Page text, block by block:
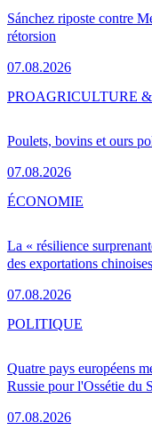
Sánchez riposte contre
rétorsion
07.08.2026
Poulets, bovins et ours
07.08.2026
PROAGRICULTURE
La « résilience
des exportations chinoises
07.08.2026
ÉCONOMIE
Quatre pays européens
Russie pour l'Ossétie du
07.08.2026
POLITIQUE